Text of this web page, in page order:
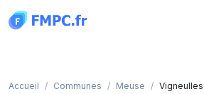
Accueil Communes Meuse
Panneau de gestion des cookies